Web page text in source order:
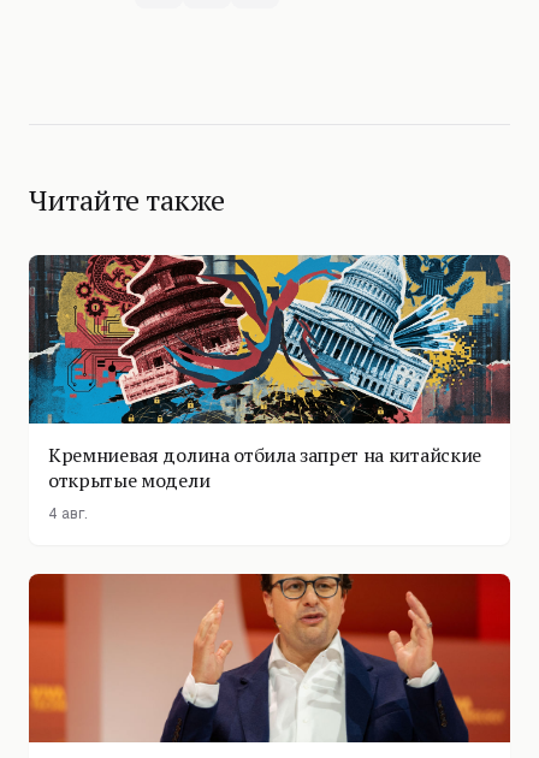
Читайте также
Кремниевая долина отбила запрет на китайские
открытые модели
4 авг.